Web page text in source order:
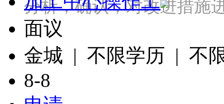
分析，确认，对改进措
面议
金城 | 不限学历 | 不
8-8